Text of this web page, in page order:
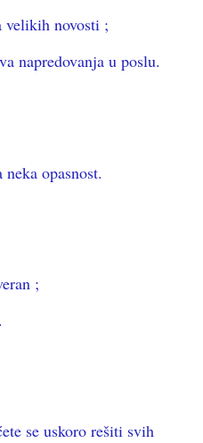
velikih novosti ;
napredovanja u poslu.
opasnost.
;
se uskoro rešiti svih